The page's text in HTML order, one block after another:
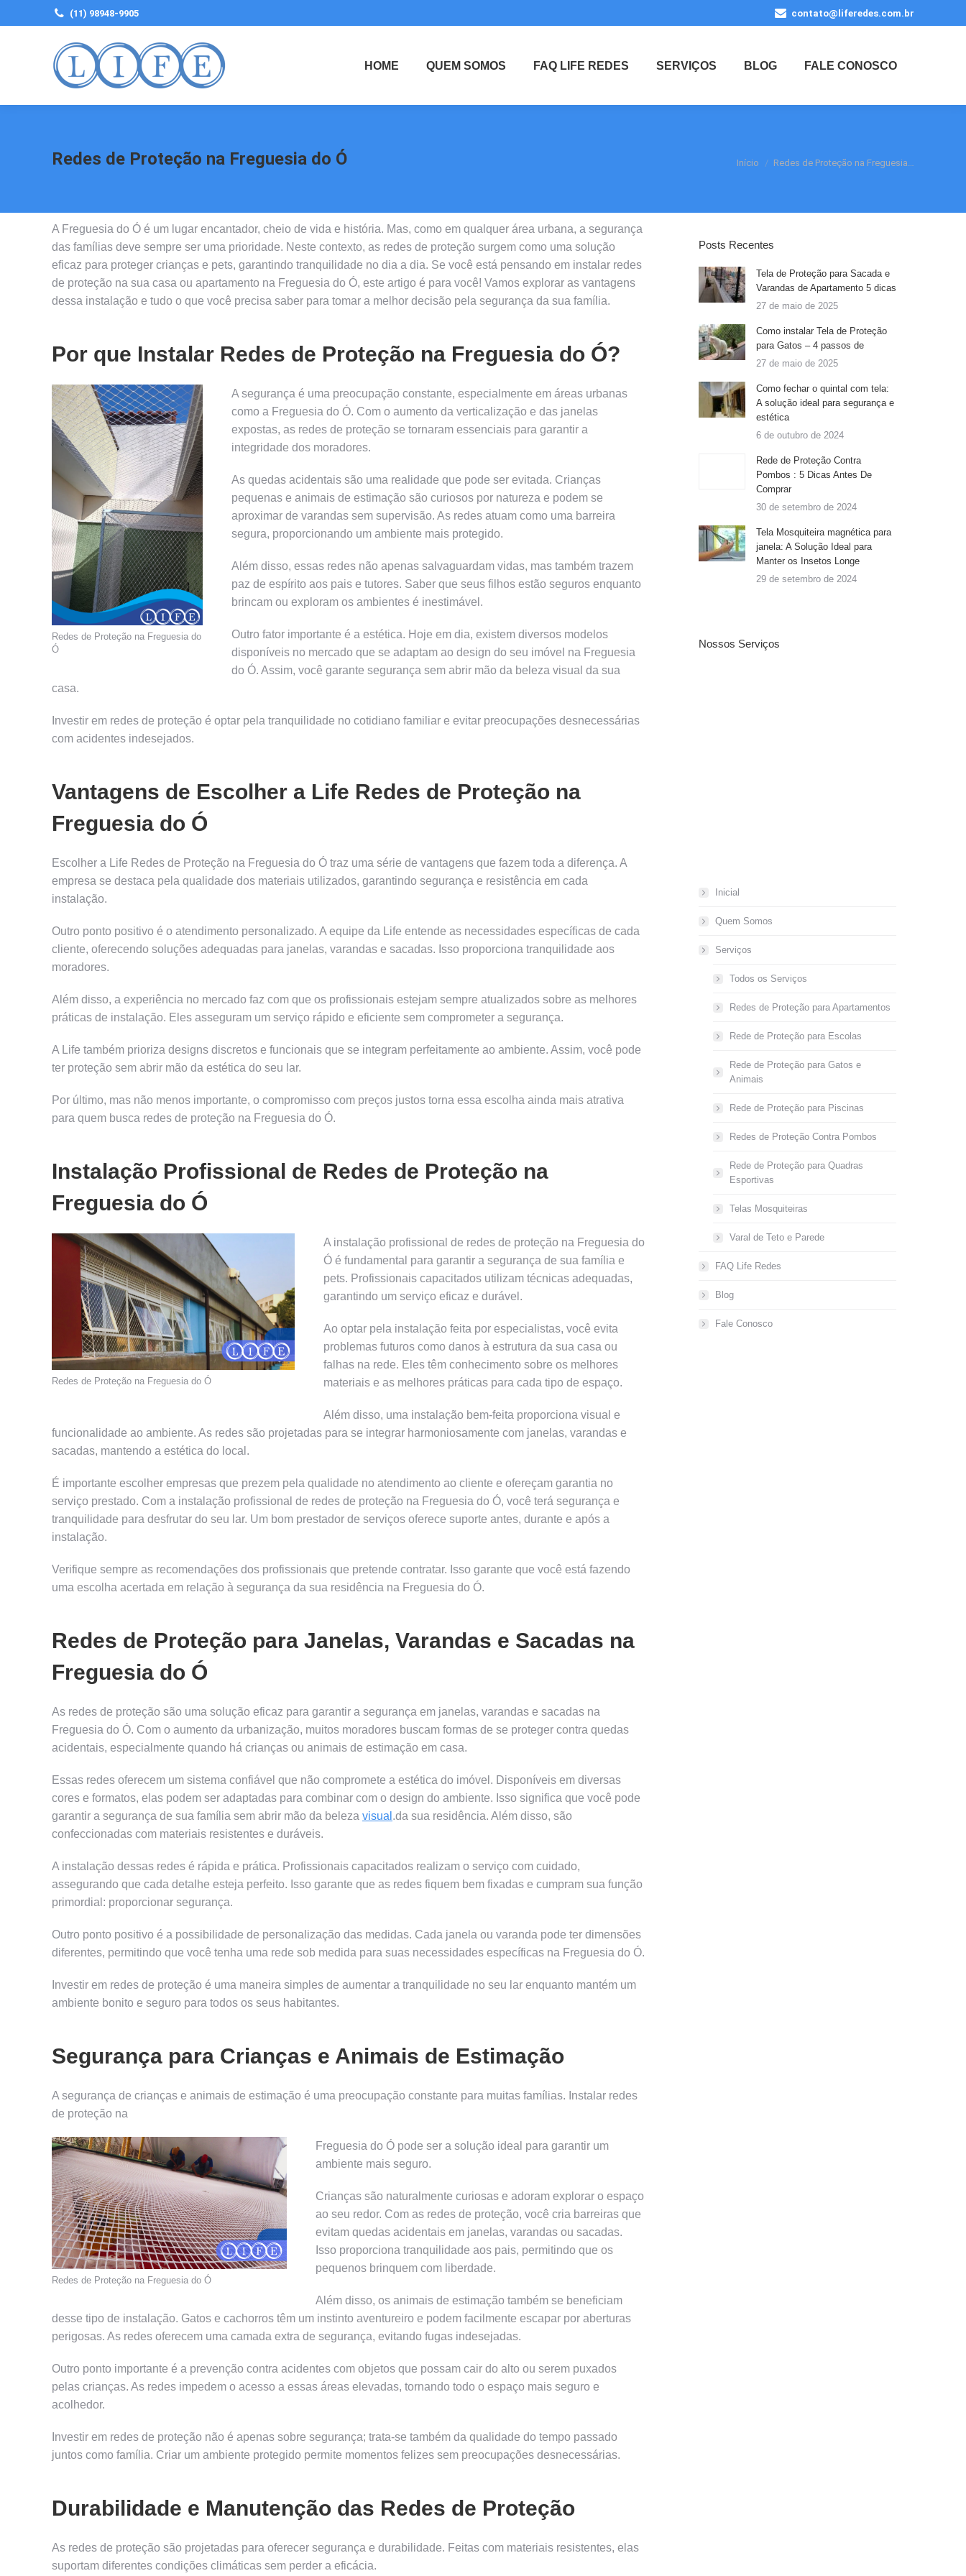
(11) 98948-9905 contato@liferedes.com.br
HOME QUEM SOMOS FAQ LIFE REDES SERVIÇOS BLOG FALE CONOSCO
Redes de Proteção na Freguesia do Ó Você está aqui:
Início Redes de Proteção na Freguesia…
A Freguesia do Ó é um lugar encantador, cheio de vida e história. Mas, como em qualquer área urbana, a segurança
das famílias deve sempre ser uma prioridade. Neste contexto, as redes de proteção surgem como uma solução
eficaz para proteger crianças e pets, garantindo tranquilidade no dia a dia. Se você está pensando em instalar redes
de proteção na sua casa ou apartamento na Freguesia do Ó, este artigo é para você! Vamos explorar as vantagens
dessa instalação e tudo o que você precisa saber para tomar a melhor decisão pela segurança da sua família.
Por que Instalar Redes de Proteção na Freguesia do Ó?
Redes de Proteção na Freguesia do
Ó
A segurança é uma preocupação constante, especialmente em áreas urbanas
como a Freguesia do Ó. Com o aumento da verticalização e das janelas
expostas, as redes de proteção se tornaram essenciais para garantir a
integridade dos moradores.
As quedas acidentais são uma realidade que pode ser evitada. Crianças
pequenas e animais de estimação são curiosos por natureza e podem se
aproximar de varandas sem supervisão. As redes atuam como uma barreira
segura, proporcionando um ambiente mais protegido.
Além disso, essas redes não apenas salvaguardam vidas, mas também trazem
paz de espírito aos pais e tutores. Saber que seus filhos estão seguros enquanto
brincam ou exploram os ambientes é inestimável.
Outro fator importante é a estética. Hoje em dia, existem diversos modelos
disponíveis no mercado que se adaptam ao design do seu imóvel na Freguesia
do Ó. Assim, você garante segurança sem abrir mão da beleza visual da sua
casa.
Investir em redes de proteção é optar pela tranquilidade no cotidiano familiar e evitar preocupações desnecessárias
com acidentes indesejados.
Vantagens de Escolher a Life Redes de Proteção na
Freguesia do Ó
Escolher a Life Redes de Proteção na Freguesia do Ó traz uma série de vantagens que fazem toda a diferença. A
empresa se destaca pela qualidade dos materiais utilizados, garantindo segurança e resistência em cada
instalação.
Outro ponto positivo é o atendimento personalizado. A equipe da Life entende as necessidades específicas de cada
cliente, oferecendo soluções adequadas para janelas, varandas e sacadas. Isso proporciona tranquilidade aos
moradores.
Além disso, a experiência no mercado faz com que os profissionais estejam sempre atualizados sobre as melhores
práticas de instalação. Eles asseguram um serviço rápido e eficiente sem comprometer a segurança.
A Life também prioriza designs discretos e funcionais que se integram perfeitamente ao ambiente. Assim, você pode
ter proteção sem abrir mão da estética do seu lar.
Por último, mas não menos importante, o compromisso com preços justos torna essa escolha ainda mais atrativa
para quem busca redes de proteção na Freguesia do Ó.
Instalação Profissional de Redes de Proteção na
Freguesia do Ó
Redes de Proteção na Freguesia do Ó
A instalação profissional de redes de proteção na Freguesia do
Ó é fundamental para garantir a segurança de sua família e
pets. Profissionais capacitados utilizam técnicas adequadas,
garantindo um serviço eficaz e durável.
Ao optar pela instalação feita por especialistas, você evita
problemas futuros como danos à estrutura da sua casa ou
falhas na rede. Eles têm conhecimento sobre os melhores
materiais e as melhores práticas para cada tipo de espaço.
Além disso, uma instalação bem-feita proporciona visual e
funcionalidade ao ambiente. As redes são projetadas para se integrar harmoniosamente com janelas, varandas e
sacadas, mantendo a estética do local.
É importante escolher empresas que prezem pela qualidade no atendimento ao cliente e ofereçam garantia no
serviço prestado. Com a instalação profissional de redes de proteção na Freguesia do Ó, você terá segurança e
tranquilidade para desfrutar do seu lar. Um bom prestador de serviços oferece suporte antes, durante e após a
instalação.
Verifique sempre as recomendações dos profissionais que pretende contratar. Isso garante que você está fazendo
uma escolha acertada em relação à segurança da sua residência na Freguesia do Ó.
Redes de Proteção para Janelas, Varandas e Sacadas na
Freguesia do Ó
As redes de proteção são uma solução eficaz para garantir a segurança em janelas, varandas e sacadas na
Freguesia do Ó. Com o aumento da urbanização, muitos moradores buscam formas de se proteger contra quedas
acidentais, especialmente quando há crianças ou animais de estimação em casa.
Essas redes oferecem um sistema confiável que não compromete a estética do imóvel. Disponíveis em diversas
cores e formatos, elas podem ser adaptadas para combinar com o design do ambiente. Isso significa que você pode
garantir a segurança de sua família sem abrir mão da beleza visual .da sua residência. Além disso, são
confeccionadas com materiais resistentes e duráveis.
A instalação dessas redes é rápida e prática. Profissionais capacitados realizam o serviço com cuidado,
assegurando que cada detalhe esteja perfeito. Isso garante que as redes fiquem bem fixadas e cumpram sua função
primordial: proporcionar segurança.
Outro ponto positivo é a possibilidade de personalização das medidas. Cada janela ou varanda pode ter dimensões
diferentes, permitindo que você tenha uma rede sob medida para suas necessidades específicas na Freguesia do Ó.
Investir em redes de proteção é uma maneira simples de aumentar a tranquilidade no seu lar enquanto mantém um
ambiente bonito e seguro para todos os seus habitantes.
Segurança para Crianças e Animais de Estimação
A segurança de crianças e animais de estimação é uma preocupação constante para muitas famílias. Instalar redes
de proteção na
Redes de Proteção na Freguesia do Ó
Freguesia do Ó pode ser a solução ideal para garantir um
ambiente mais seguro.
Crianças são naturalmente curiosas e adoram explorar o espaço
ao seu redor. Com as redes de proteção, você cria barreiras que
evitam quedas acidentais em janelas, varandas ou sacadas.
Isso proporciona tranquilidade aos pais, permitindo que os
pequenos brinquem com liberdade.
Além disso, os animais de estimação também se beneficiam
desse tipo de instalação. Gatos e cachorros têm um instinto aventureiro e podem facilmente escapar por aberturas
perigosas. As redes oferecem uma camada extra de segurança, evitando fugas indesejadas.
Outro ponto importante é a prevenção contra acidentes com objetos que possam cair do alto ou serem puxados
pelas crianças. As redes impedem o acesso a essas áreas elevadas, tornando todo o espaço mais seguro e
acolhedor.
Investir em redes de proteção não é apenas sobre segurança; trata-se também da qualidade do tempo passado
juntos como família. Criar um ambiente protegido permite momentos felizes sem preocupações desnecessárias.
Durabilidade e Manutenção das Redes de Proteção
As redes de proteção são projetadas para oferecer segurança e durabilidade. Feitas com materiais resistentes, elas
suportam diferentes condições climáticas sem perder a eficácia.
Posts Recentes
Tela de Proteção para Sacada e
Varandas de Apartamento 5 dicas
27 de maio de 2025
Como instalar Tela de Proteção
para Gatos – 4 passos de
27 de maio de 2025
Como fechar o quintal com tela:
A solução ideal para segurança e
estética
6 de outubro de 2024
Rede de Proteção Contra
Pombos : 5 Dicas Antes De
Comprar
30 de setembro de 2024
Tela Mosquiteira magnética para
janela: A Solução Ideal para
Manter os Insetos Longe
29 de setembro de 2024
Nossos Serviços
Inicial
Quem Somos
Serviços
Todos os Serviços
Redes de Proteção para Apartamentos
Rede de Proteção para Escolas
Rede de Proteção para Gatos e
Animais
Rede de Proteção para Piscinas
Redes de Proteção Contra Pombos
Rede de Proteção para Quadras
Esportivas
Telas Mosquiteiras
Varal de Teto e Parede
FAQ Life Redes
Blog
Fale Conosco